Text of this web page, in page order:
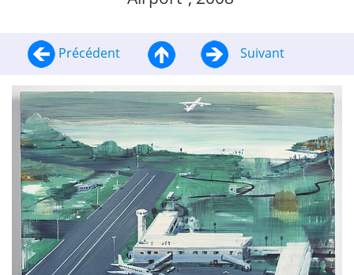
Précédent Suivant